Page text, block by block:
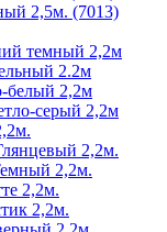
2,5м. (7013)
темный 2,2м
2.2м
белый 2,2м
серый 2,2м
2,2м.
2,2м.
2,2м.
2,2м.